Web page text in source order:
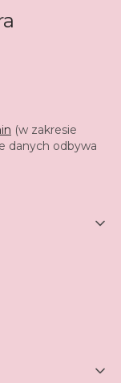
(w zakresie
danych odbywa